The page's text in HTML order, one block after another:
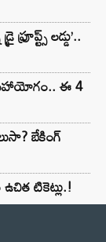
లడ్డు’..
మహాయోగం.. ఈ 4
బేకింగ్
టికెట్లు.!